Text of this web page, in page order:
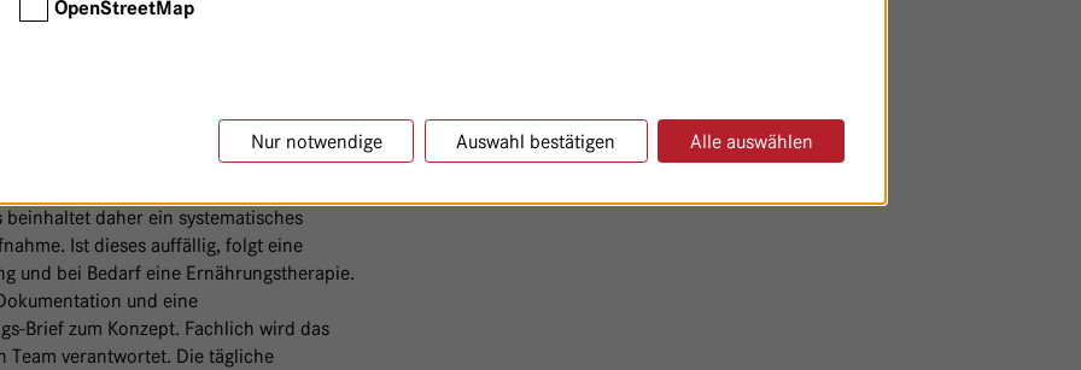
und Dokumentation sind aus diesem
Verschlimmerung von Krankheit
wenn sie erkannt wird. Das
daher ein systematisches
Ist dieses auffällig, folgt eine
und bei Bedarf eine Ernährungstherapie.
und eine
Brief zum Konzept. Fachlich wird das
Team verantwortet. Die tägliche
OpenStreetMap
Nur notwendige Auswahl bestätigen Alle auswählen